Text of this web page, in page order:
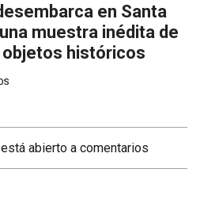
en Santa
muestra inédita de
históricos
abierto a comentarios